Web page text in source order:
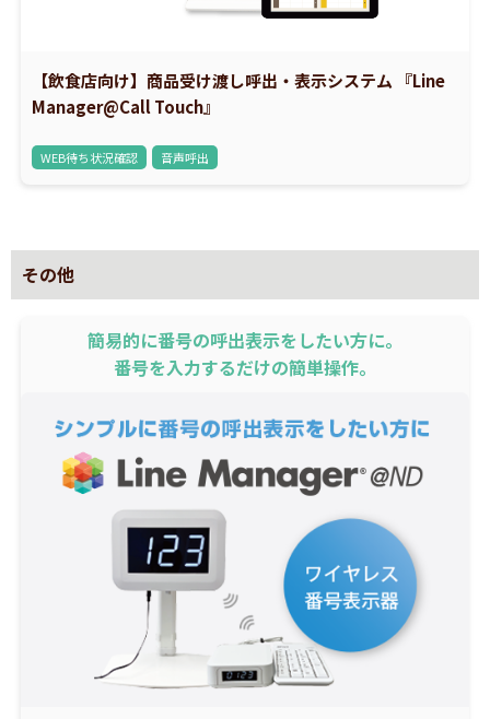
【飲食店向け】商品受け渡し呼出・表示システム 『Line
Manager@Call Touch』
WEB待ち状況確認 音声呼出
その他
簡易的に番号の呼出表示をしたい方に。
番号を入力するだけの簡単操作。